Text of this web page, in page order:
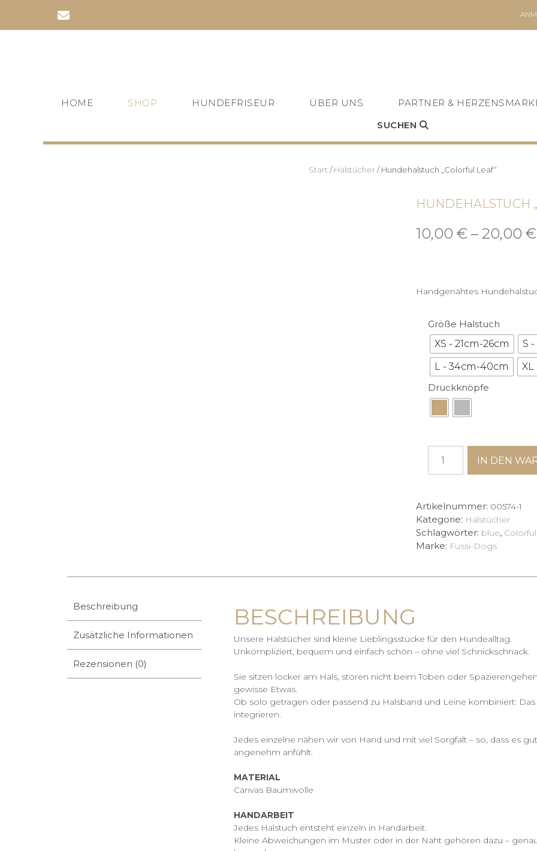
springen
HOME SHOP HUNDEFRISEUR ÜBER UNS PARTNER &
SUCHEN
Start /Halstücher/ Hundehalstuch „Colorful Leaf“
HUNDEHALSTUCH
10,00€ –20,00€
Handgenähtes
Größe Halstuch
XS - 21cm-26cm
S
L - 34cm-40cm
XL
Druckknöpfe
"Colorful
Leaf“
IN DEN
Artikelnummer: 00574-1
Kategorie: Halstücher
Schlagwörter: blue, Colorful
Marke: Fussi-Dogs
Beschreibung
Zusätzliche Informationen
Rezensionen (0)
BESCHREIBUNG
Unsere Halstücher sind kleine Lieblingsstücke für den Hundealltag.
Unkompliziert, bequem und einfach schön – ohne viel Schnickschnack.
Sie sitzen locker am Hals, stören nicht beim Toben oder
gewisse Etwas.
Ob solo getragen oder passend zu Halsband und Leine kombiniert: Das
integrieren.
Jedes einzelne nähen wir von Hand und mit viel Sorgfalt – so, dass es
angenehm anfühlt.
MATERIAL
Canvas Baumwolle
HANDARBEIT
Jedes Halstuch entsteht einzeln in Handarbeit.
Kleine Abweichungen im Muster oder in der Naht gehören dazu –